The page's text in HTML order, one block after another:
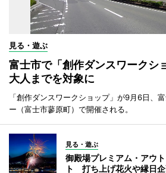
見る・遊ぶ
富士市で「創作ダンスワークシ
大人までを対象に
「創作ダンスワークショップ」が9月6日、
ー（富士市蓼原町）で開催される。
見る・遊ぶ
御殿場プレミアム・アウ
ト 打ち上げ花火や縁日